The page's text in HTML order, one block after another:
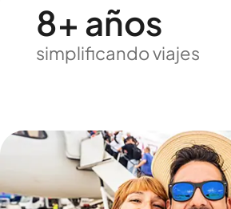
8+ años
simplificando viajes